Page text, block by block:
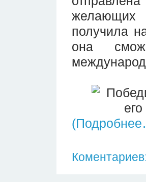
получила
она